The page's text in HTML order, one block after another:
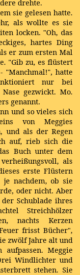
drehte.
sie gelesen hatte.
als wollte es sie
locken. "Oh, das
hartes Ding
er zum ersten Mal
"Gib zu, es flüstert
"Manchmal!", hatte
nur bei
gezwickt. Mo.
genannt.
und so vieles sich
von Meggies
und als der Regen
auf, rieb sich die
Buch unter dem
als
erste Flüstern
nachdem, ob sie
oder nicht. Aber
Schublade ihres
Streichhölzer
nachts Kerzen
frisst Bücher",
zwölf Jahre alt und
Meggie
Windlichter und
stehen. Sie